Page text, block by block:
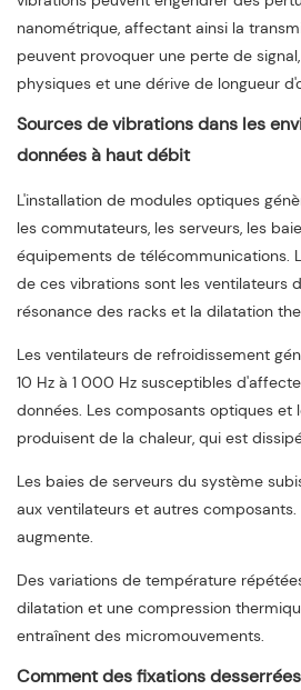
nanométrique, affectant ainsi la
peuvent provoquer une perte de
physiques et une dérive de longueur
Sources de vibrations dans les
données à haut débit
L'installation de modules optiques
les commutateurs, les serveurs, les
équipements de télécommunications.
de ces vibrations sont les ventilateurs
résonance des racks et la dilatation
Les ventilateurs de refroidissement
10 Hz à 1 000 Hz susceptibles
données. Les composants optiques et
produisent de la chaleur, qui est
Les baies de serveurs du système
aux ventilateurs et autres
augmente.
Des variations de température
dilatation et une compression
entraînent des micromouvements.
Comment des fixations